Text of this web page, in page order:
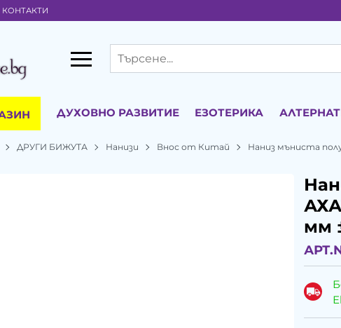
КОНТАКТИ
ДУХОВНО РАЗВИТИЕ ЕЗОТЕРИКА
ДРУГИ БИЖУТА Нанизи Внос от Китай Наниз мъниста
мм